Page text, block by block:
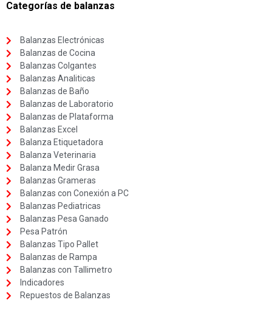
Categorías de balanzas
Balanzas Electrónicas
Balanzas de Cocina
Balanzas Colgantes
Balanzas Analiticas
Balanzas de Baño
Balanzas de Laboratorio
Balanzas de Plataforma
Balanzas Excel
Balanza Etiquetadora
Balanza Veterinaria
Balanza Medir Grasa
Balanzas Grameras
Balanzas con Conexión a PC
Balanzas Pediatricas
Balanzas Pesa Ganado
Pesa Patrón
Balanzas Tipo Pallet
Balanzas de Rampa
Balanzas con Tallimetro
Indicadores
Repuestos de Balanzas